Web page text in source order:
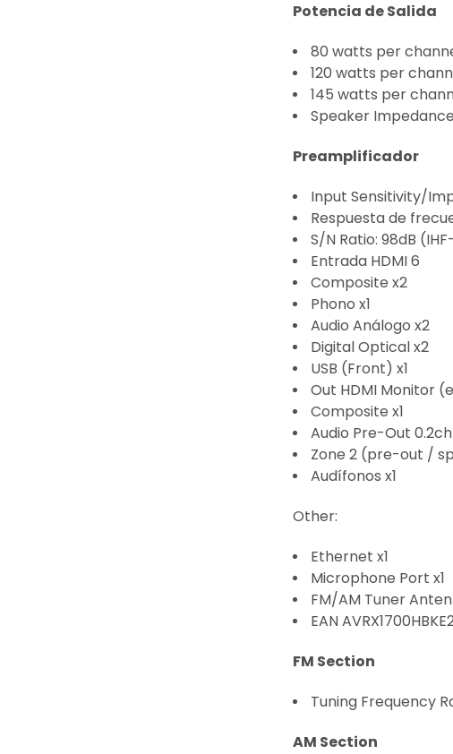
Potencia de Salida
80 watts per
120 watts per
145 watts per
Speaker
Preamplificador
Input Sensitivity/
Respuesta de
S/N Ratio: 98dB
Entrada HDMI 6
Composite x2
Phono x1
Audio Análogo x2
Digital Optical x2
USB (Front) x1
Out HDMI Monitor
Composite x1
Audio Pre-Out 0.2ch
Zone 2 (pre-out /
Audífonos x1
Other:
Ethernet x1
Microphone Port x1
FM/AM Tuner
EAN
FM Section
Tuning Frequency
AM Section